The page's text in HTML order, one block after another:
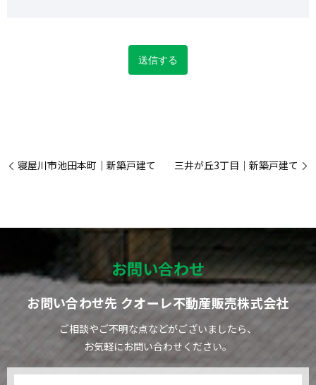
寝屋川市池田本町｜新築戸建て 三井が丘3丁目｜新築戸建て
お問い合わせ
お問い合わせ先 クオーレ不動産販売株式会社
ご相談やご不明な点などがございましたら、
お気軽にお問い合わせください。